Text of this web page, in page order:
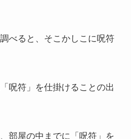
べると、そこかしこに呪符
呪符」を仕掛けることの出
部屋の中までに「呪符」を